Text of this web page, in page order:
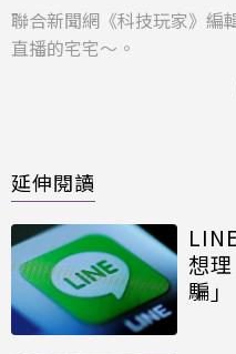
聯合新聞網《科技玩家》編
直播的宅宅～。
延伸閱讀
想
騙